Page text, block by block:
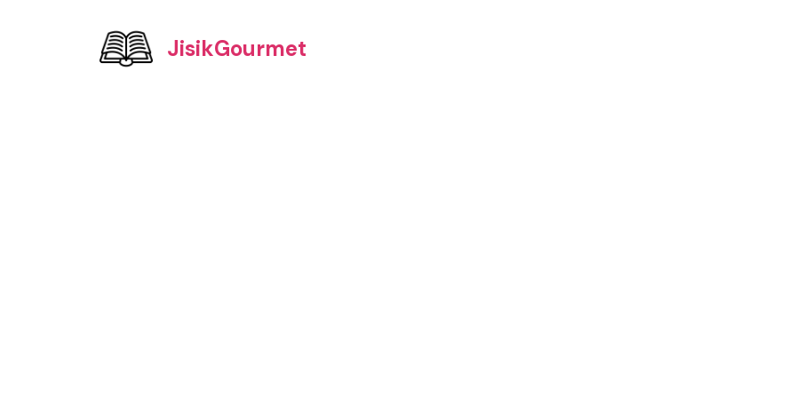
JisikGourmet